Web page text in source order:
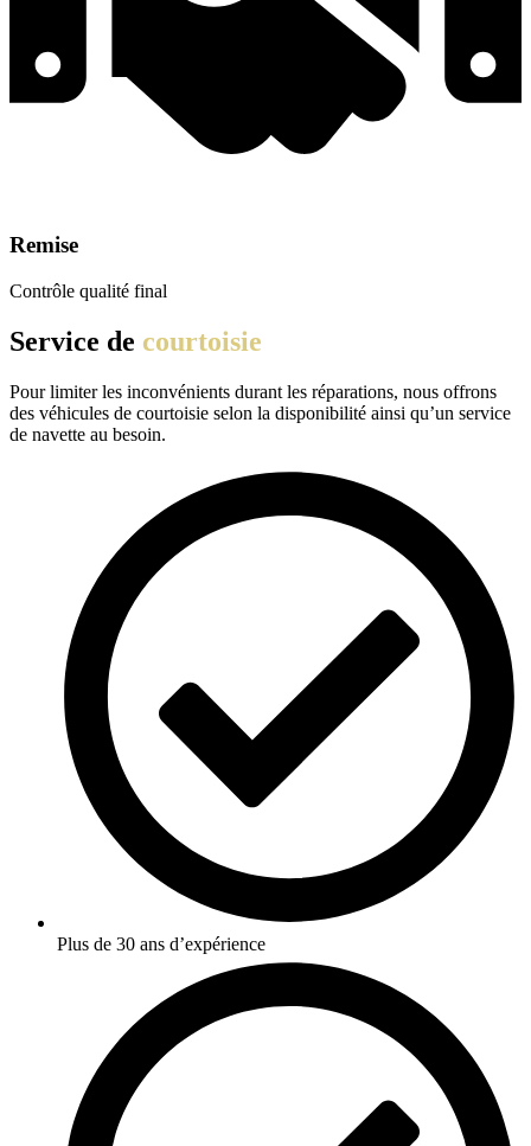
Remise
Contrôle qualité final
Service de courtoisie
Pour limiter les inconvénients durant les réparations, nous offrons
des véhicules de courtoisie selon la disponibilité ainsi qu’un service
de navette au besoin.
Plus de 30 ans d’expérience